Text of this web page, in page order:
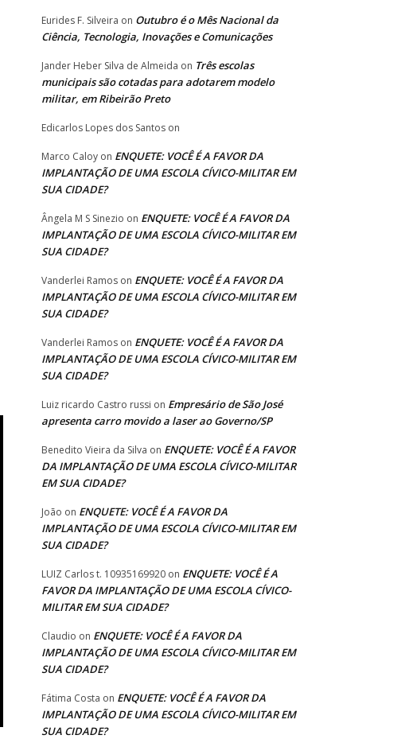
Eurides F. Silveira on Outubro é o Mês Nacional da
Ciência, Tecnologia, Inovações e Comunicações
Jander Heber Silva de Almeida on Três escolas
municipais são cotadas para adotarem modelo
militar, em Ribeirão Preto
Edicarlos Lopes dos Santos on
Marco Caloy on ENQUETE: VOCÊ É A FAVOR DA
IMPLANTAÇÃO DE UMA ESCOLA CÍVICO-MILITAR EM
SUA CIDADE?
Ângela M S Sinezio on ENQUETE: VOCÊ É A FAVOR DA
IMPLANTAÇÃO DE UMA ESCOLA CÍVICO-MILITAR EM
SUA CIDADE?
Vanderlei Ramos on ENQUETE: VOCÊ É A FAVOR DA
IMPLANTAÇÃO DE UMA ESCOLA CÍVICO-MILITAR EM
SUA CIDADE?
Vanderlei Ramos on ENQUETE: VOCÊ É A FAVOR DA
IMPLANTAÇÃO DE UMA ESCOLA CÍVICO-MILITAR EM
SUA CIDADE?
Luiz ricardo Castro russi on Empresário de São José
apresenta carro movido a laser ao Governo/SP
Benedito Vieira da Silva on ENQUETE: VOCÊ É A FAVOR
DA IMPLANTAÇÃO DE UMA ESCOLA CÍVICO-MILITAR
EM SUA CIDADE?
João on ENQUETE: VOCÊ É A FAVOR DA
IMPLANTAÇÃO DE UMA ESCOLA CÍVICO-MILITAR EM
SUA CIDADE?
LUIZ Carlos t. 10935169920 on ENQUETE: VOCÊ É A
FAVOR DA IMPLANTAÇÃO DE UMA ESCOLA CÍVICO-
MILITAR EM SUA CIDADE?
Claudio on ENQUETE: VOCÊ É A FAVOR DA
IMPLANTAÇÃO DE UMA ESCOLA CÍVICO-MILITAR EM
SUA CIDADE?
Fátima Costa on ENQUETE: VOCÊ É A FAVOR DA
IMPLANTAÇÃO DE UMA ESCOLA CÍVICO-MILITAR EM
SUA CIDADE?